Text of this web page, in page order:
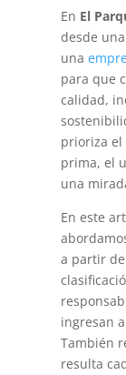
En El
desde
una
para que
calidad,
prioriza el
prima, el
una
En este
a partir
ingresan
También
resulta